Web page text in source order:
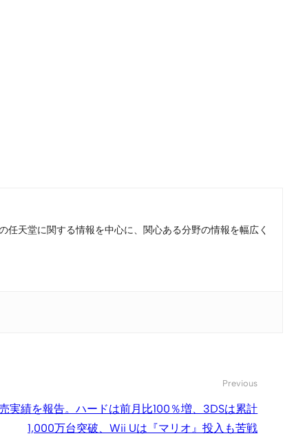
任天堂に関する情報を中心に、関心ある分野の情報を幅広く
Previous
実績を報告。ハードは前月比100％増、3DSは累計
1,000万台突破、Wii Uは『マリオ』投入も苦戦